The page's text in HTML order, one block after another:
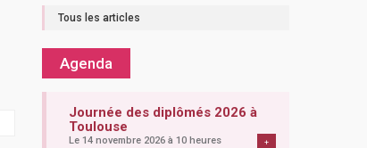
Tous les articles
Agenda
Journée des diplômés 2026 à
Toulouse
Le 14 novembre 2026 à 10 heures +